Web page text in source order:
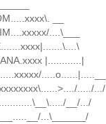
__
....\___
|............|
.....o......|.....__
...../.../
__/.../
...\______/